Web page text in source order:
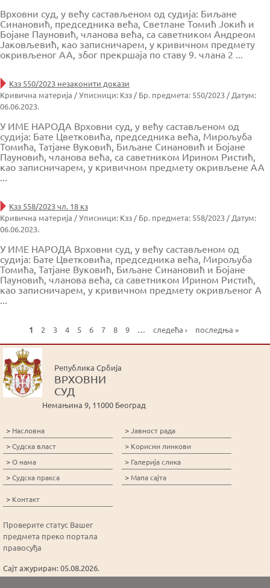
Врховни суд, у већу састављеном од судија: Биљане
Синановић, председника већа, Светлане Томић Јокић и
Бојане Пауновић, чланова већа, са саветником Андреом
Јаковљевић, као записничарем, у кривичном предмету
окривљеног АА, због прекршаја по ставу 9. члана 2 ...
Кзз 550/2023 незаконити докази
Кривична материја / Уписници: Кзз / Бр. предмета: 550/2023 / Датум:
06.06.2023.
У ИМЕ НАРОДА Врховни суд, у већу састављеном од
судија: Бате Цветковића, председника већа, Мирољуба
Томића, Татјане Вуковић, Биљане Синановић и Бојане
Пауновић, чланова већа, са саветником Ирином Ристић,
као записничарем, у кривичном предмету окривљене АА
...
Кзз 558/2023 чл. 18 кз
Кривична материја / Уписници: Кзз / Бр. предмета: 558/2023 / Датум:
06.06.2023.
У ИМЕ НАРОДА Врховни суд, у већу састављеном од
судија: Бате Цветковића, председника већа, Мирољуба
Томића, Татјане Вуковић, Биљане Синановић и Бојане
Пауновић, чланова већа, са саветником Ирином Ристић,
као записничарем, у кривичном предмету окривљеног А
...
a
g
e
1 2 3 4 5 6 7 8 9 … следећа › последња »
Република Србија
ВРХОВНИ
СУД
Немањина 9, 11000 Београд
> Насловна
>Судска власт
>О нама
>Судска пракса
>Јавност рада
> Корисни линкови
> Галерија слика
>Мапа сајта
> Контакт
Проверите статус Вашег
предмета преко портала
правосуђа
Сајт ажуриран: 05.08.2026.